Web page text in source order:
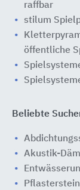
raffbar
stilum
öffentliche
Beliebte
Akustik-